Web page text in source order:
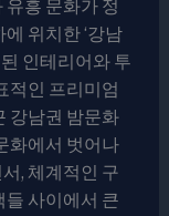
흥 문화가 정
위치한 ‘강남
인테리어와 투
적인 프리미엄
강남권 밤문화
화에서 벗어나
, 체계적인 구
사이에서 큰